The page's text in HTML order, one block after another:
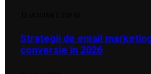
Strategii de email
conversie în 2026